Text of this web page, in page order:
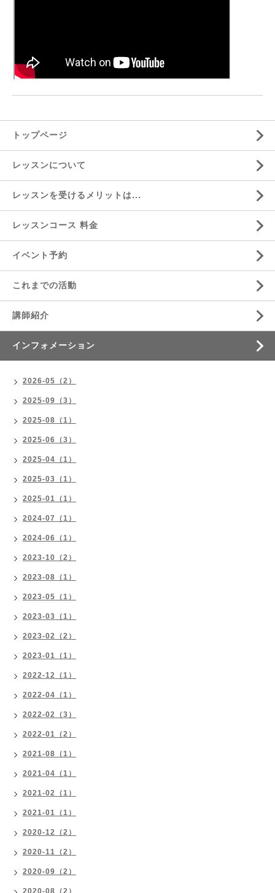
トップページ
レッスンについて
レッスンを受けるメリットは...
レッスンコース 料金
イベント予約
これまでの活動
講師紹介
インフォメーション
2026-05（2）
2025-09（3）
2025-08（1）
2025-06（3）
2025-04（1）
2025-03（1）
2025-01（1）
2024-07（1）
2024-06（1）
2023-10（2）
2023-08（1）
2023-05（1）
2023-03（1）
2023-02（2）
2023-01（1）
2022-12（1）
2022-04（1）
2022-02（3）
2022-01（2）
2021-08（1）
2021-04（1）
2021-02（1）
2021-01（1）
2020-12（2）
2020-11（2）
2020-09（2）
2020-08（2）